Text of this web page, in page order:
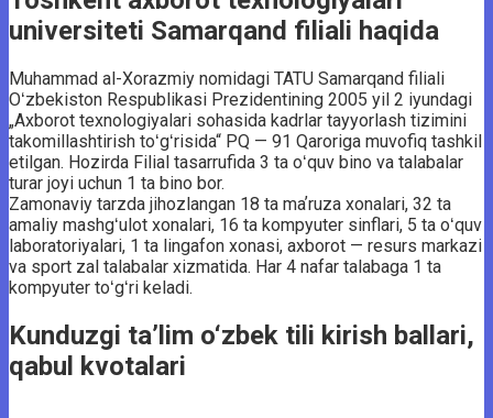
universiteti Samarqand filiali haqida
Muhammad al-Xorazmiy nomidagi TATU Samarqand filiali
Oʻzbekiston Respublikasi Prezidentining 2005 yil 2 iyundagi
„Axborot texnologiyalari sohasida kadrlar tayyorlash tizimini
takomillashtirish toʻgʻrisida“ PQ — 91 Qaroriga muvofiq tashkil
etilgan. Hozirda Filial tasarrufida 3 ta oʻquv bino va talabalar
turar joyi uchun 1 ta bino bor.
Zamonaviy tarzda jihozlangan 18 ta maʼruza xonalari, 32 ta
amaliy mashgʻulot xonalari, 16 ta kompyuter sinflari, 5 ta oʻquv
laboratoriyalari, 1 ta lingafon xonasi, axborot — resurs markazi
va sport zal talabalar xizmatida. Har 4 nafar talabaga 1 ta
kompyuter toʻgʻri keladi.
Kunduzgi ta’lim o‘zbek tili kirish ballari,
qabul kvotalari